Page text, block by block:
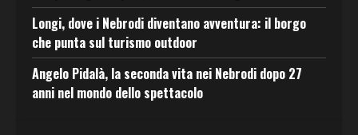
Longi, dove i Nebrodi diventano avventura: il borgo
che punta sul turismo outdoor
Angelo Pidalà, la seconda vita nei Nebrodi dopo 27
anni nel mondo dello spettacolo